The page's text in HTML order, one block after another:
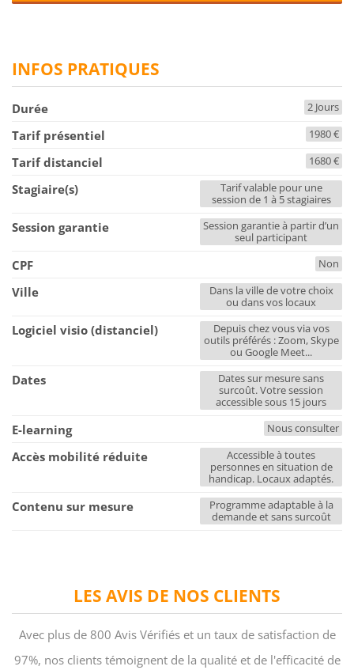
LES AVIS DE NOS CLIENTS
Avec plus de 800 Avis Vérifiés et un taux de satisfaction de
97%, nos clients témoignent de la qualité et de l'efficacité de
INFOS PRATIQUES
Durée 2 Jours
Tarif présentiel 1980 €
Tarif distanciel 1680 €
Stagiaire(s)
Tarif valable pour une
session de 1 à 5 stagiaires
Session garantie
Session garantie à partir d’un
seul participant
CPF Non
Ville
Dans la ville de votre choix
ou dans vos locaux
Logiciel visio (distanciel)
Depuis chez vous via vos
outils préférés : Zoom, Skype
ou Google Meet...
Dates
Dates sur mesure sans
surcoût. Votre session
accessible sous 15 jours
E-learning Nous consulter
Accès mobilité réduite
Accessible à toutes
personnes en situation de
handicap. Locaux adaptés.
Contenu sur mesure
Programme adaptable à la
demande et sans surcoût